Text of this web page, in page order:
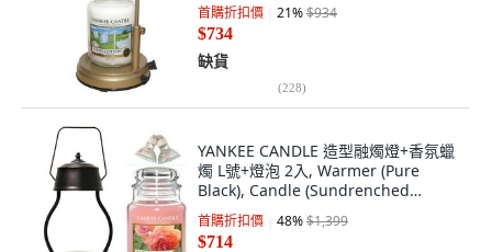
首購折扣價 21%$934
$734
缺貨
(228)
YANKEE CANDLE 造型融燭燈+香氛蠟
燭 L號+燈泡 2入, Warmer (Pure
Black), Candle (Sundrenched
Apricot Rose)
首購折扣價 48%$1,399
$714